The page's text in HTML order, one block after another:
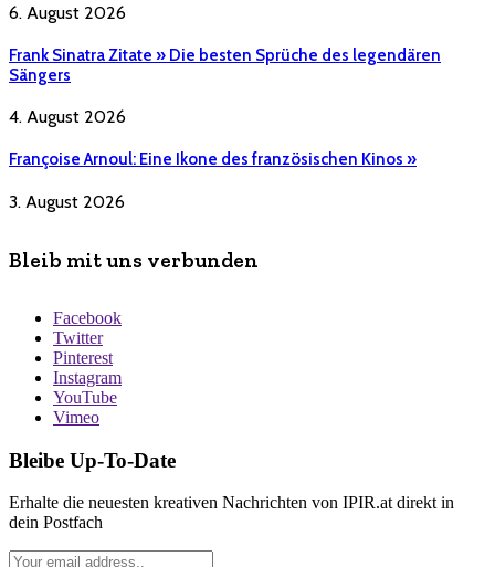
6. August 2026
Frank Sinatra Zitate » Die besten Sprüche des legendären
Sängers
4. August 2026
Françoise Arnoul: Eine Ikone des französischen Kinos »
3. August 2026
Bleib mit uns verbunden
Facebook
Twitter
Pinterest
Instagram
YouTube
Vimeo
Bleibe Up-To-Date
Erhalte die neuesten kreativen Nachrichten von IPIR.at direkt in
dein Postfach